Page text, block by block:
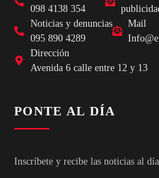
098 4138 354
Noticias y denuncias
095 890 4289
Mail
Dirección
Avenida 6 calle entre 12 y 13
PONTE AL DÍA
Inscríbete y recibe las noticias al día